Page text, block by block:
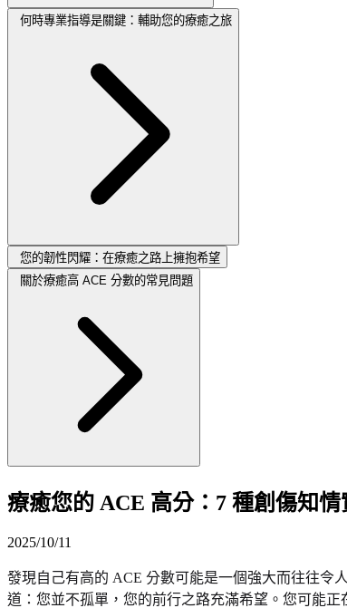
何時專業指導是關鍵：輔助您的療癒之旅
您的韌性閃耀：在療癒之路上擁抱希望
關於療癒高 ACE 分數的常見問題
療癒您的 ACE 高分：7 種創傷知情
2025/10/11
發現自己有高的 ACE 分數可能是一個強大而往往令
道：您並不孤單，您的前行之路充滿希望。您可能正